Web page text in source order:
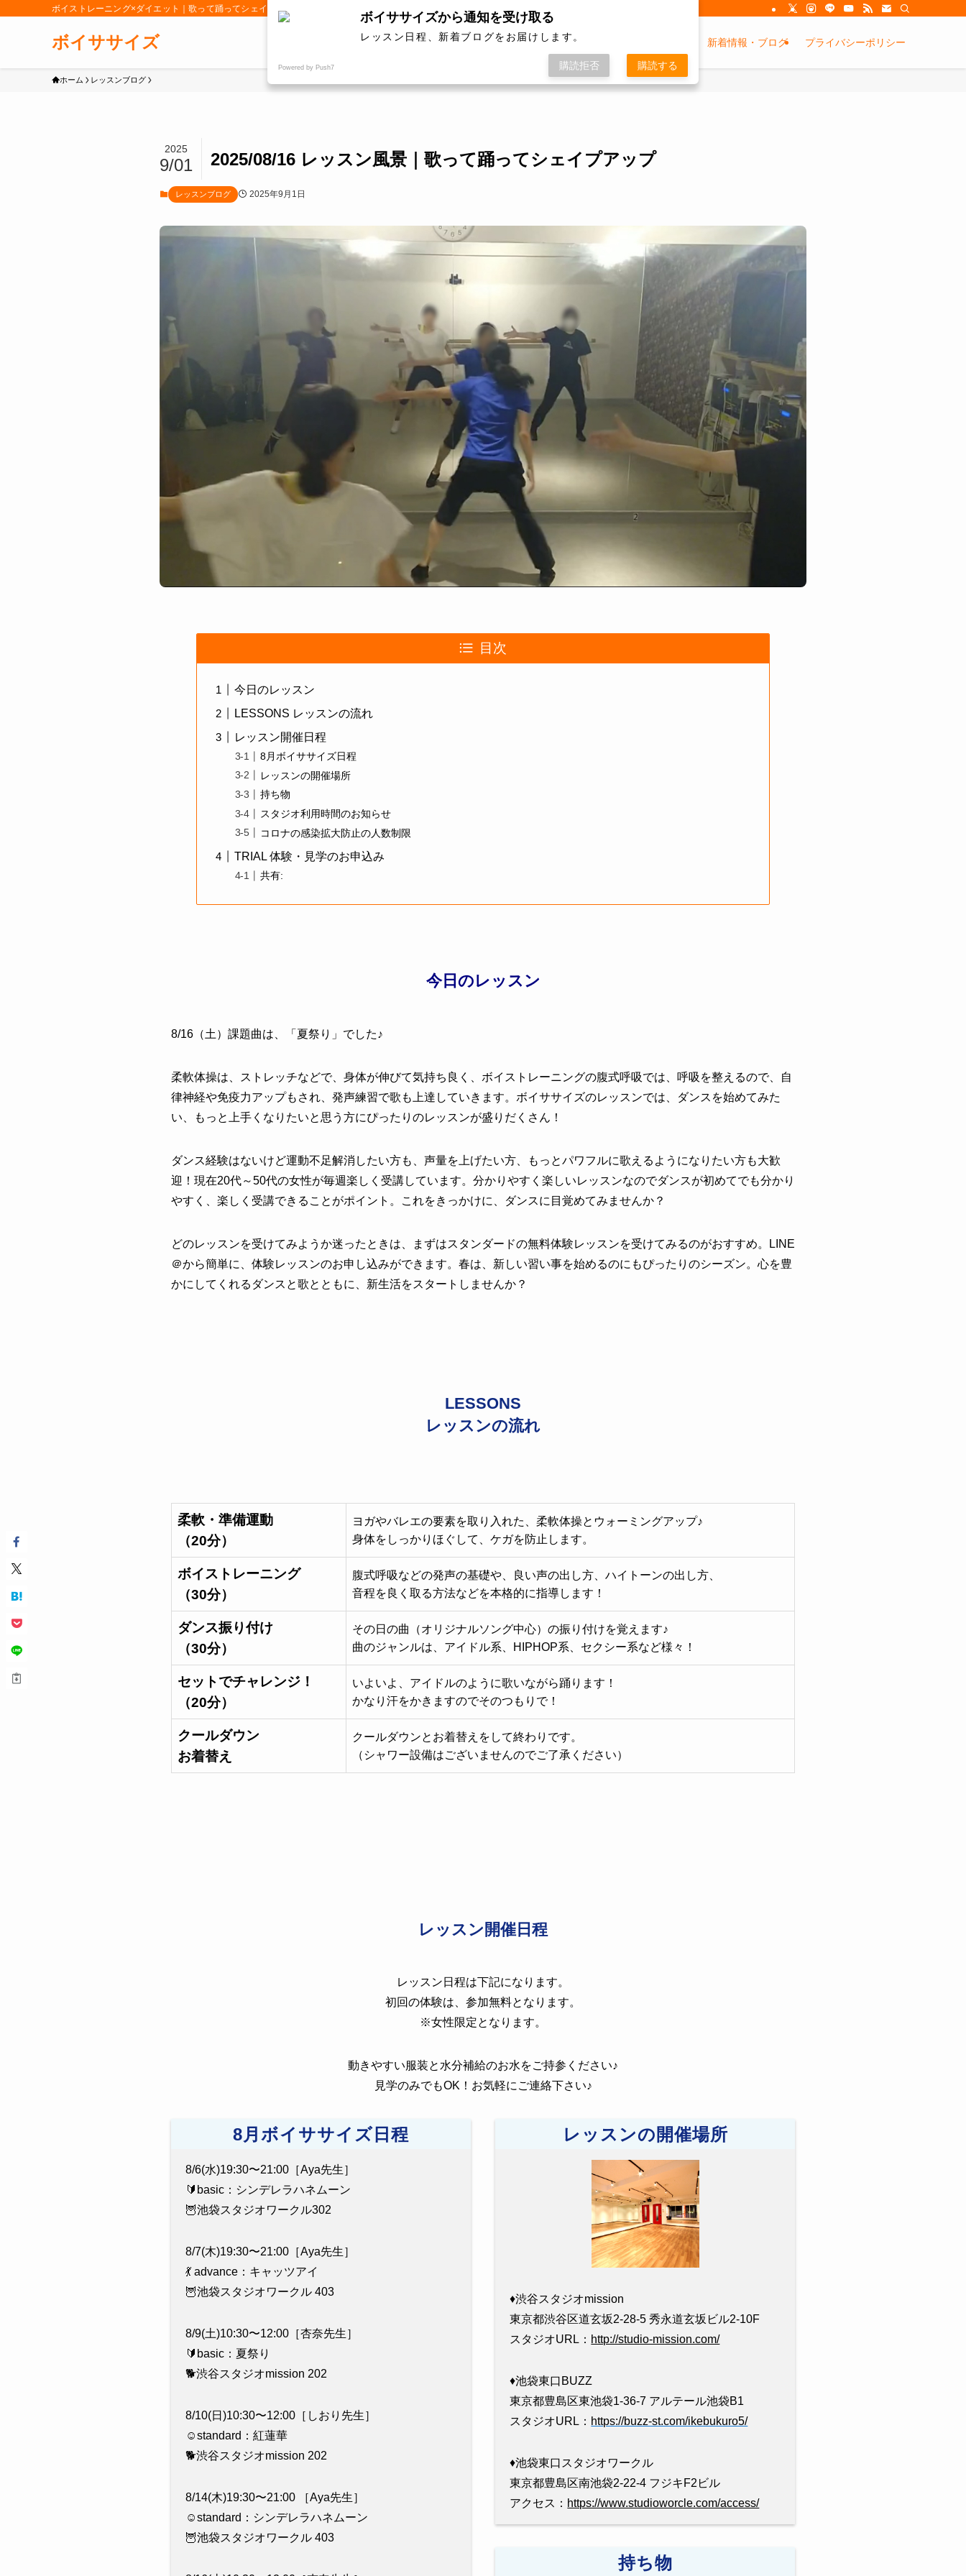
ボイストレーニング×ダイエット｜歌って踊ってシェイプアップ「女性限定」
ボイササイズ ボイササイズ レッスン開催日程 新着情報・ブログ プライバシーポリシー
ホーム レッスンブログ
2025/08/16 レッスン風景｜歌って踊ってシェイプアップ
2025
9/01
レッスンブログ 2025年9月1日
目次
今日のレッスン
LESSONS レッスンの流れ
レッスン開催日程
8月ボイササイズ日程
レッスンの開催場所
持ち物
スタジオ利用時間のお知らせ
コロナの感染拡大防止の人数制限
TRIAL 体験・見学のお申込み
共有:
今日のレッスン
8/16（土）課題曲は 、「 夏祭り 」でした♪
柔軟体操は、ストレッチなどで、身体が伸びて気持ち良く、ボイストレーニングの腹式呼吸では、呼吸を整えるので、自
律神経や免疫力アップもされ、発声練習で歌も上達していきます。ボイササイズのレッスンでは、ダンスを始めてみた
い、もっと上手くなりたいと思う方にぴったりのレッスンが盛りだくさん！
ダンス経験はないけど運動不足解消したい方も、声量を上げたい方、もっとパワフルに歌えるようになりたい方も大歓
迎！現在20代～50代の女性が毎週楽しく受講しています。分かりやすく楽しいレッスンなのでダンスが初めてでも分かり
やすく、楽しく受講できることがポイント。これをきっかけに、ダンスに目覚めてみませんか？
どのレッスンを受けてみようか迷ったときは、まずはスタンダードの無料体験レッスンを受けてみるのがおすすめ。LINE
＠から簡単に、体験レッスンのお申し込みができます。春は、新しい習い事を始めるのにもぴったりのシーズン。心を豊
かにしてくれるダンスと歌とともに、新生活をスタートしませんか？
LESSONS
レッスンの流れ
柔軟・準備運動
（20分）
ヨガやバレエの要素を取り入れた、柔軟体操とウォーミングアップ♪
身体をしっかりほぐして、ケガを防止します。
ボイストレーニング
（30分）
腹式呼吸などの発声の基礎や、良い声の出し方、ハイトーンの出し方、
音程を良く取る方法などを本格的に指導します！
ダンス振り付け
（30分）
その日の曲（オリジナルソング中心）の振り付けを覚えます♪
曲のジャンルは、アイドル系、HIPHOP系、セクシー系など様々！
セットでチャレンジ！
（20分）
いよいよ、アイドルのように歌いながら踊ります！
かなり汗をかきますのでそのつもりで！
クールダウン
お着替え
クールダウンとお着替えをして終わりです。
（シャワー設備はございませんのでご了承ください）
レッスン開催日程
レッスン日程は下記になります。
初回の体験は、参加無料となります。
※女性限定となります。
動きやすい服装と水分補給のお水をご持参ください♪
見学のみでもOK！お気軽にご連絡下さい♪
8月ボイササイズ日程
8/6(水)19:30〜21:00［Aya先生］
🔰basic：シンデレラハネムーン
🦉池袋スタジオワークル302
8/7(木)19:30〜21:00［Aya先生］
💃 advance：キャッツアイ
🦉池袋スタジオワークル 403
8/9(土)10:30〜12:00［杏奈先生］
🔰basic：夏祭り
🐕渋谷スタジオmission 202
8/10(日)10:30〜12:00［しおり先生］
☺️standard：紅蓮華
🐕渋谷スタジオmission 202
8/14(木)19:30〜21:00 ［Aya先生］
☺️standard：シンデレラハネムーン
🦉池袋スタジオワークル 403
レッスンの開催場所
♦︎渋谷スタジオmission
東京都渋谷区道玄坂2-28-5 秀永道玄坂ビル2-10F
スタジオURL： http://studio-mission.com/
♦︎池袋東口BUZZ
東京都豊島区東池袋1-36-7 アルテール池袋B1
スタジオURL： https://buzz-st.com/ikebukuro5/
♦︎池袋東口スタジオワークル
東京都豊島区南池袋2-22-4 フジキF2ビル
アクセス： https://www.studioworcle.com/access/
持ち物
ボイササイズから通知を受け取る
レッスン日程、新着ブログをお届けします。
Powered by Push7 購読拒否 購読する